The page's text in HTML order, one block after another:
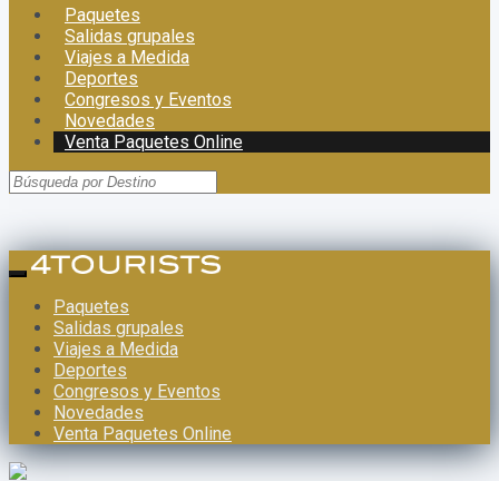
Paquetes
Salidas grupales
Viajes a Medida
Deportes
Congresos y Eventos
Novedades
Venta Paquetes Online
Paquetes
Salidas grupales
Viajes a Medida
Deportes
Congresos y Eventos
Novedades
Venta Paquetes Online